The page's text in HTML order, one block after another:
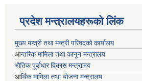
प्रदेश मन्त्रालयहरूको लिंक
मुख्य मन्त्री तथा मन्त्री परिषदको कार्यालय
आन्तरिक मामिला तथा कानून मन्त्रालय
भाैतिक पूर्वाधार विकास मन्त्रालय
आर्थिक मामिला तथा योजना मन्त्रालय